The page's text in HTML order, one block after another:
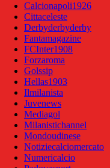
Calcionapoli1926
Cittaceleste
Derbyderbyderby
Fantamagazine
FCInter1908
Forzaroma
Golssip
Hellas1903
Ilmilanista
Juvenews
Mediagol
Milanistichannel
Mondoudinese
Notiziecalciomercato
Numericalcio